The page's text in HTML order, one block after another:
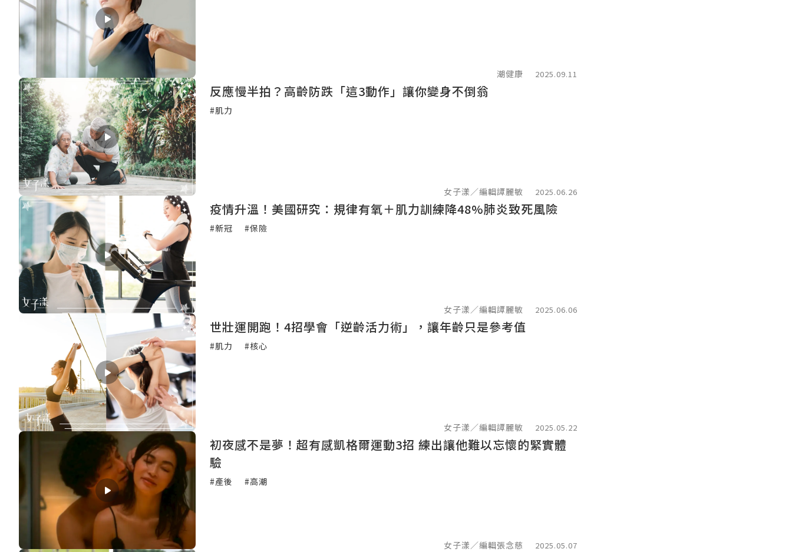
潮健康 2025.09.11
反應慢半拍？高齡防跌「這3動作」讓你變身不倒翁
#肌力
女子漾／編輯譚麗敏 2025.06.26
疫情升溫！美國研究：規律有氧＋肌力訓練降48%肺炎致死風險
#新冠 #保險
女子漾／編輯譚麗敏 2025.06.06
世壯運開跑！4招學會「逆齡活力術」，讓年齡只是參考值
#肌力 #核心
女子漾／編輯譚麗敏 2025.05.22
初夜感不是夢！超有感凱格爾運動3招 練出讓他難以忘懷的緊實體
驗
#產後 #高潮
女子漾／編輯張念慈 2025.05.07